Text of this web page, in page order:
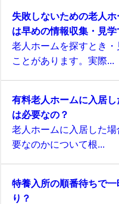
失敗しないための老人
は早めの情報収集・見学
老人ホームを探すとき
ことがあります。実際...
有料老人ホームに入居
は必要なの？
老人ホームに入居した
要なのかについて根...
特養入所の順番待ちで
り？